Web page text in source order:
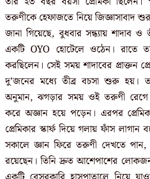
তরুণীকে হেফাজতে নিয়ে জিজ্ঞাসাবাদ
জানা গিয়েছে, বুধবার সন্ধ্যায় শাদাব ও
একটি OYO হোটেলে ওঠেন। রাতে
করছিলেন। সেই সময় শাদাবের প্রাক্তন
দু’জনের মধ্যে তীব্র বচসা শুরু হয়।
অনুমান, ঝগড়ার সময় ওই তরুণী
করে অজ্ঞান হয়ে পড়েন। এরপর
প্রেমিকার স্কার্ফ দিয়ে গলায় ফাঁস
সকালে জ্ঞান ফিরে তরুণী দেখতে পান,
রয়েছেন। তিনি দ্রুত আশেপাশের